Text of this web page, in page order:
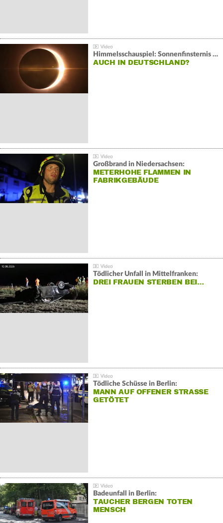
Himmelsschauspiel: Sonnenfinsternis über Spanien
AUCH IN DEUTSCHLAND?
Großbrand in Niedersachsen:
METERHOHE FLAMMEN IN
FABRIKGEBÄUDE
Tödlicher Unfall in Mittelfranken:
DREI FRAUEN STERBEN BEI…
Tödliche Schüsse in Berlin:
MANN AUF OFFENER STRASSE G
ETÖTET
Badeunfall in Berlin:
TAUCHER BERGEN TOTEN
MENSCH